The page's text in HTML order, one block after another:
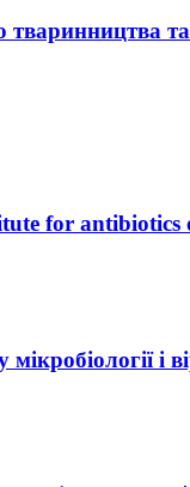
тваринництва
for
мікробіології